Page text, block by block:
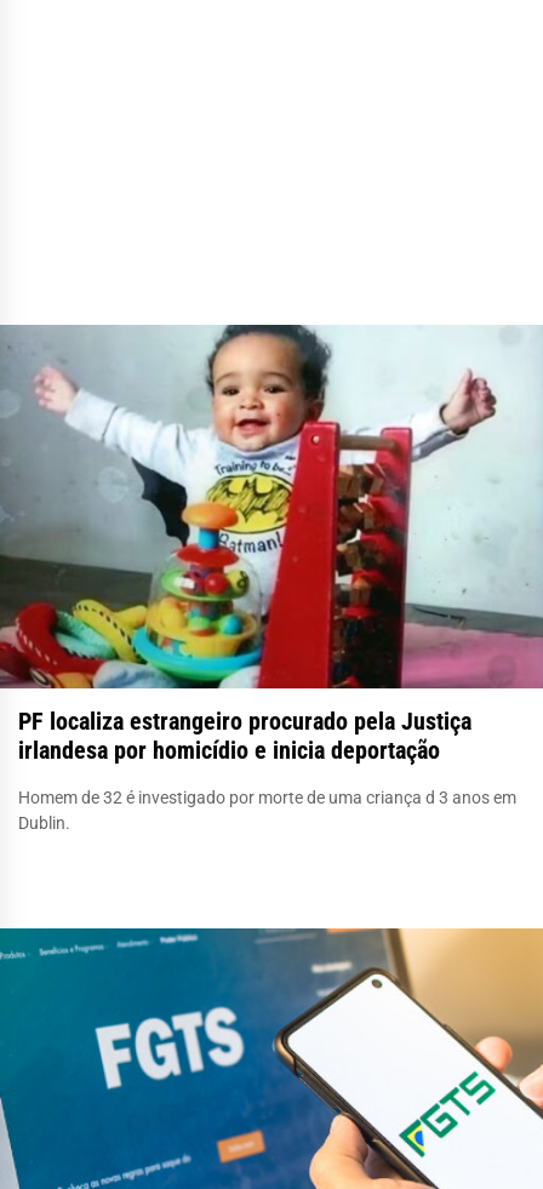
PF localiza estrangeiro procurado pela Justiça
irlandesa por homicídio e inicia deportação
Homem de 32 é investigado por morte de uma criança d 3 anos em
Dublin.